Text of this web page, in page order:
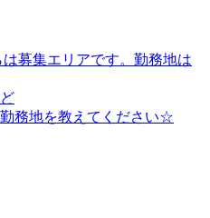
募集エリアです。勤務地は
務地を教えてください☆